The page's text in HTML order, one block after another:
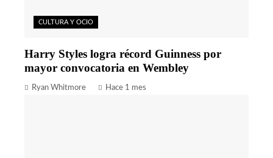
CULTURA Y OCIO
Harry Styles logra récord Guinness por
mayor convocatoria en Wembley
Ryan Whitmore Hace 1 mes